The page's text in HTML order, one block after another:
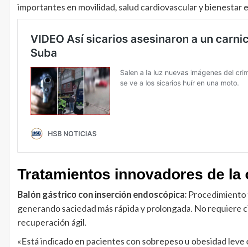
importantes en movilidad, salud cardiovascular y bienestar
Tratamientos innovadores de la
Balón gástrico con inserción endoscópica: Procedimiento
generando saciedad más rápida y prolongada. No
recuperación ágil.
«Está indicado en pacientes con sobrepeso u obesidad